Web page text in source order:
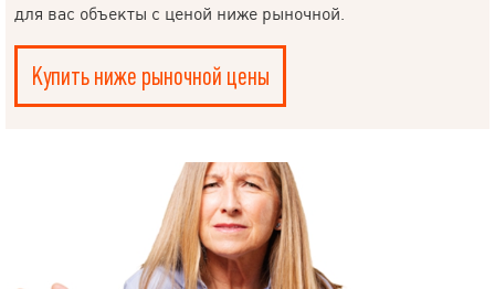
для вас объекты с ценой ниже рыночной.
Купить ниже рыночной цены